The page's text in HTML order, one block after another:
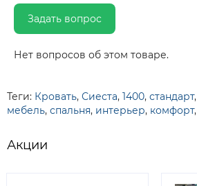
Задать вопрос
Нет вопросов об этом товаре.
Теги: Кровать, Сиеста, 1400, стандарт,
мебель, спальня, интерьер, комфорт,
Акции